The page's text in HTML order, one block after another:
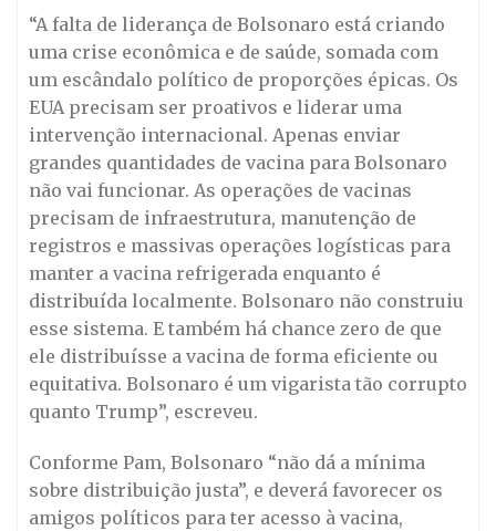
“A falta de liderança de Bolsonaro está criando
uma crise econômica e de saúde, somada com
um escândalo político de proporções épicas. Os
EUA precisam ser proativos e liderar uma
intervenção internacional. Apenas enviar
grandes quantidades de vacina para Bolsonaro
não vai funcionar. As operações de vacinas
precisam de infraestrutura, manutenção de
registros e massivas operações logísticas para
manter a vacina refrigerada enquanto é
distribuída localmente. Bolsonaro não construiu
esse sistema. E também há chance zero de que
ele distribuísse a vacina de forma eficiente ou
equitativa. Bolsonaro é um vigarista tão corrupto
quanto Trump”, escreveu.
Conforme Pam, Bolsonaro “não dá a mínima
sobre distribuição justa”, e deverá favorecer os
amigos políticos para ter acesso à vacina,